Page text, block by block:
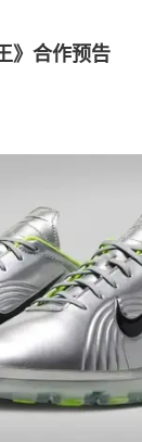
》合作预告